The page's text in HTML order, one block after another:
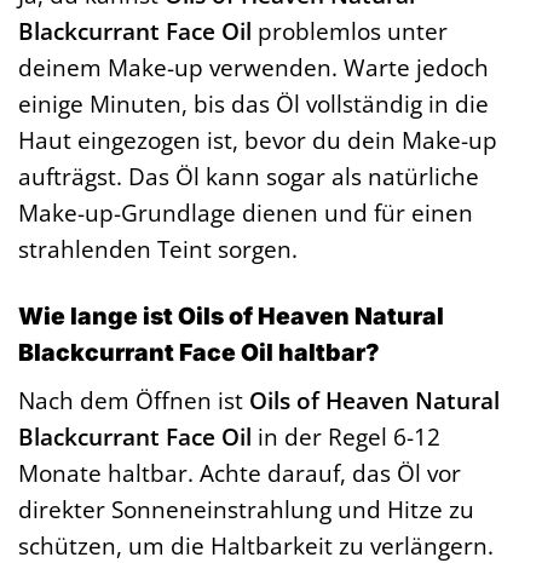
Blackcurrant Face Oil problemlos unter
deinem Make-up verwenden. Warte jedoch
einige Minuten, bis das Öl vollständig in die
Haut eingezogen ist, bevor du dein Make-up
aufträgst. Das Öl kann sogar als natürliche
Make-up-Grundlage dienen und für einen
strahlenden Teint sorgen.
Wie lange ist Oils of Heaven Natural
Blackcurrant Face Oil haltbar?
Nach dem Öffnen ist Oils of Heaven Natural
Blackcurrant Face Oil in der Regel 6-12
Monate haltbar. Achte darauf, das Öl vor
direkter Sonneneinstrahlung und Hitze zu
schützen, um die Haltbarkeit zu verlängern.